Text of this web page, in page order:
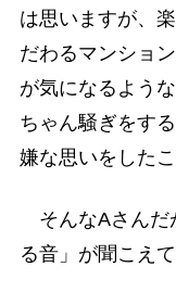
は思いますが、
だわるマンショ
が気になるよう
ちゃん騒ぎをす
嫌な思いをした
そんなAさんだ
る音」が聞こえ